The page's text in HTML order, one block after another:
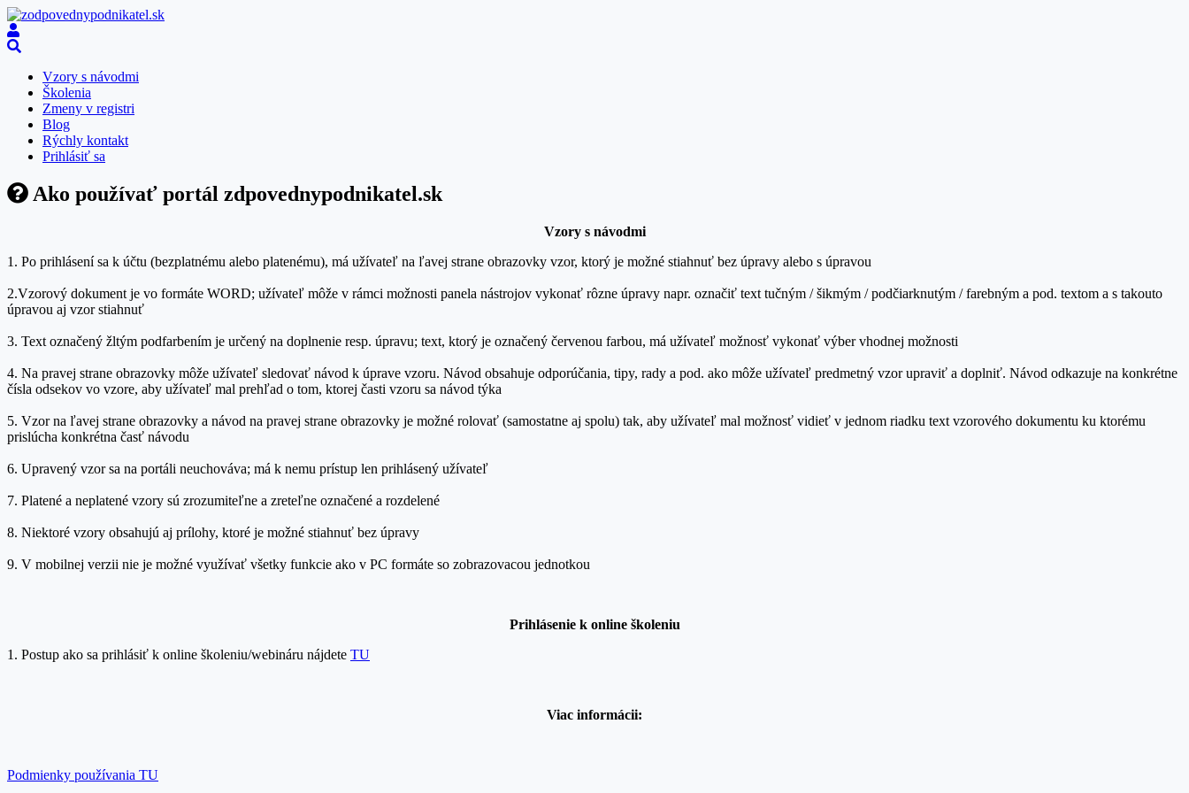
Vzory s návodmi
Školenia
Zmeny v registri
Blog
Rýchly kontakt
Prihlásiť sa
Ako používať portál zdpovednypodnikatel.sk
Vzory s návodmi
1. Po prihlásení sa k účtu (bezplatnému alebo platenému), má užívateľ na ľavej strane obrazovky vzor, ktorý je možné stiahnuť bez úpravy alebo s úpravou
2.Vzorový dokument je vo formáte WORD; užívateľ môže v rámci možnosti panela nástrojov vykonať rôzne úpravy napr. označiť text tučným / šikmým / podčiarknutým / farebným a pod. textom a s takouto
úpravou aj vzor stiahnuť
3. Text označený žltým podfarbením je určený na doplnenie resp. úpravu; text, ktorý je označený červenou farbou, má užívateľ možnosť vykonať výber vhodnej možnosti
4. Na pravej strane obrazovky môže užívateľ sledovať návod k úprave vzoru. Návod obsahuje odporúčania, tipy, rady a pod. ako môže užívateľ predmetný vzor upraviť a doplniť. Návod odkazuje na konkrétne
čísla odsekov vo vzore, aby užívateľ mal prehľad o tom, ktorej časti vzoru sa návod týka
5. Vzor na ľavej strane obrazovky a návod na pravej strane obrazovky je možné rolovať (samostatne aj spolu) tak, aby užívateľ mal možnosť vidieť v jednom riadku text vzorového dokumentu ku ktorému
prislúcha konkrétna časť návodu
6. Upravený vzor sa na portáli neuchováva; má k nemu prístup len prihlásený užívateľ
7. Platené a neplatené vzory sú zrozumiteľne a zreteľne označené a rozdelené
8. Niektoré vzory obsahujú aj prílohy, ktoré je možné stiahnuť bez úpravy
9. V mobilnej verzii nie je možné využívať všetky funkcie ako v PC formáte so zobrazovacou jednotkou
Prihlásenie k online školeniu
1. Postup ako sa prihlásiť k online školeniu/webináru nájdete TU
Viac informácii:
Podmienky používania TU